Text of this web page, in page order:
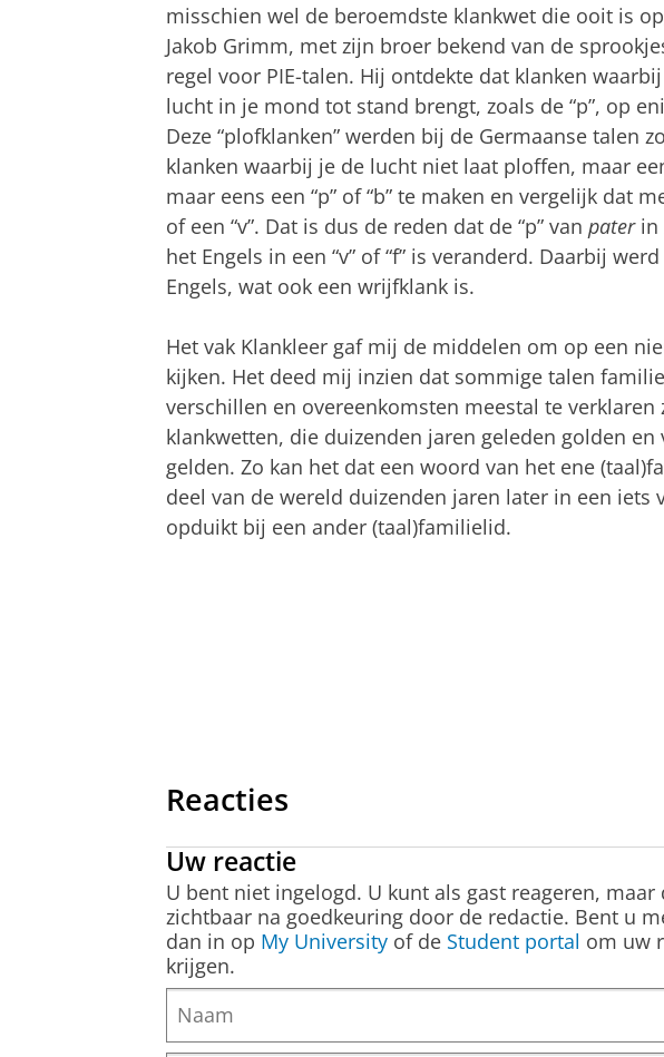
misschien wel de beroemdste klankwet die ooit is
Jakob Grimm, met zijn broer bekend van de
regel voor PIE-talen. Hij ontdekte dat klanken
lucht in je mond tot stand brengt, zoals de “p”, op
Deze “plofklanken” werden bij de Germaanse talen
klanken waarbij je de lucht niet laat ploffen, maar
maar eens een “p” of “b” te maken en vergelijk dat
of een “v”. Dat is dus de reden dat de “p” van paterin
het Engels in een “v” of “f” is veranderd. Daarbij
Engels, wat ook een wrijfklank is.
Het vak Klankleer gaf mij de middelen om op een
kijken. Het deed mij inzien dat sommige talen
verschillen en overeenkomsten meestal te
klankwetten, die duizenden jaren geleden golden en
gelden. Zo kan het dat een woord van het ene
deel van de wereld duizenden jaren later in een iets
opduikt bij een ander (taal)familielid.
Reacties
Uw reactie
U bent niet ingelogd. U kunt als gast reageren,
zichtbaar na goedkeuring door de redactie. Bent u
dan in op My University of de Student portal om uw
krijgen.